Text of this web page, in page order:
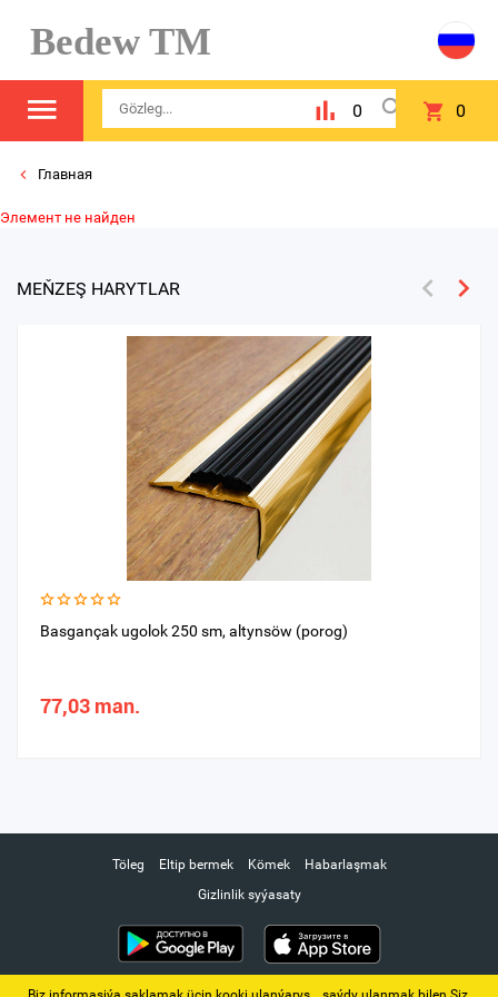
Bedew TM
0 0
Главная
Элемент не найден
MEŇZEŞ HARYTLAR
Basgançak ugolok 250 sm, altynsöw (porog)
77,03 man.
Töleg Eltip bermek Kömek
Habarlaşmak
Gizlinlik syýasaty